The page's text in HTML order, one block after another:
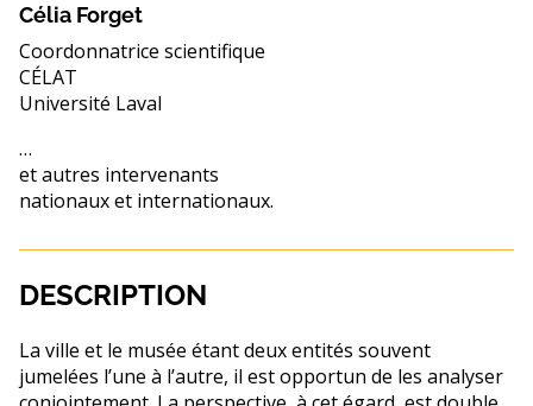
Célia Forget
Coordonnatrice scientifique
CÉLAT
Université Laval
…
et autres intervenants
nationaux et internationaux.
DESCRIPTION
La ville et le musée étant deux entités souvent
jumelées l’une à l’autre, il est opportun de les analyser